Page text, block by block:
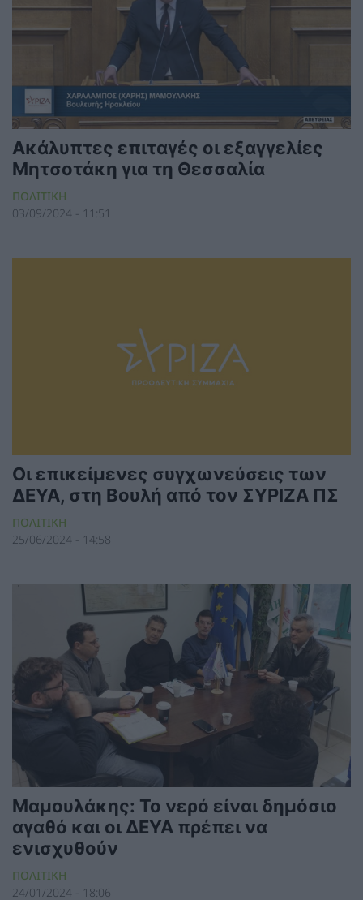
Ακάλυπτες επιταγές οι εξαγγελίες
Μητσοτάκη για τη Θεσσαλία
ΠΟΛΙΤΙΚΗ
03/09/2024 - 11:51
Οι επικείμενες συγχωνεύσεις των
ΔΕΥΑ, στη Βουλή από τον ΣΥΡΙΖΑ ΠΣ
ΠΟΛΙΤΙΚΗ
25/06/2024 - 14:58
Μαμουλάκης: Το νερό είναι δημόσιο
αγαθό και οι ΔΕΥΑ πρέπει να
ενισχυθούν
ΠΟΛΙΤΙΚΗ
24/01/2024 - 18:06